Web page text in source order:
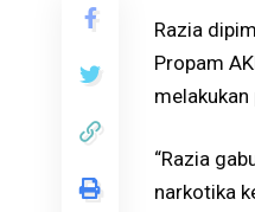
Razia
Propam
“Razia
narkotika